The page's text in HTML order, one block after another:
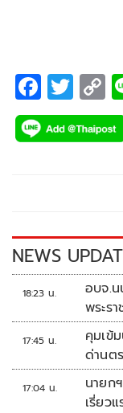
F
ac
e
k
T
wi
tt
C
o
p
k
NEWS
18:23 น.
อบจ.
พระร
ประเส
17:45 น.
คุมเข้
ด่านต
17:04 น.
นายก
เรี่ยว